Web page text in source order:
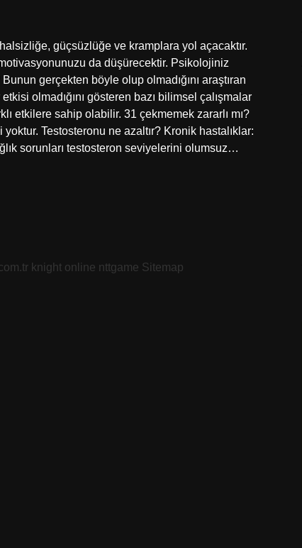
güçsüzlüğe ve kramplara yol açacaktır.
da düşürecektir. Psikolojiniz
gerçekten böyle olup olmadığını araştıran
olmadığını gösteren bazı bilimsel çalışmalar
etkilere sahip olabilir. 31 çekmemek zararlı mı?
Testosteronu ne azaltır? Kronik hastalıklar:
sorunları testosteron seviyelerini olumsuz…
knight online nttgame Sitemap